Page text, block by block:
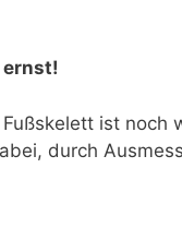
ernst!
ist
durch